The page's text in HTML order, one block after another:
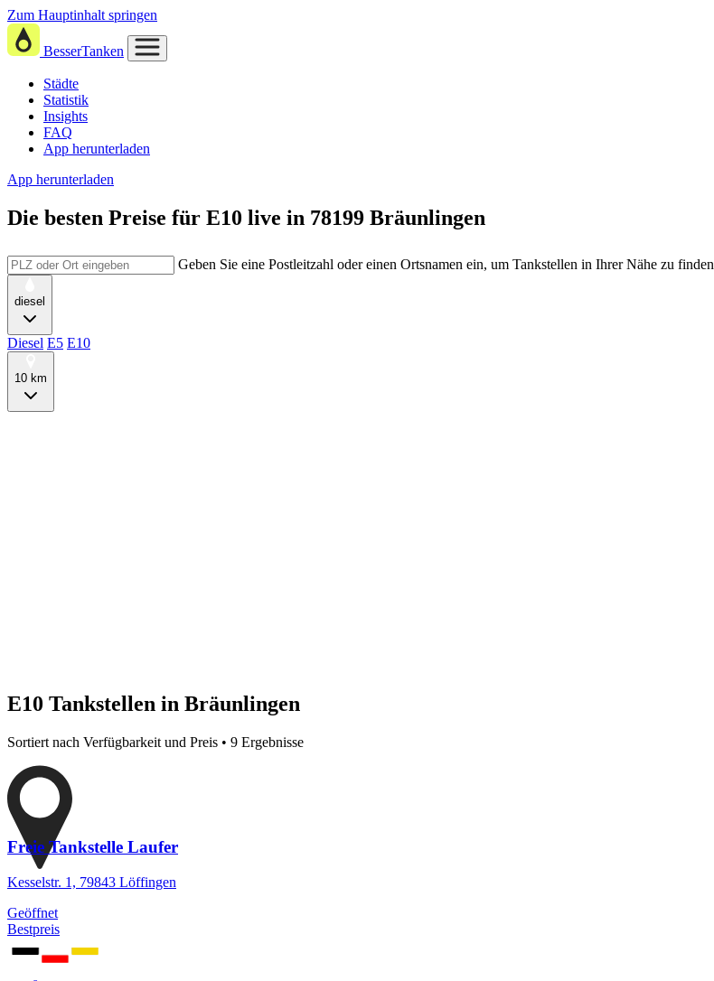
Zum Hauptinhalt springen
BesserTanken
Städte
Statistik
Insights
FAQ
App herunterladen
App herunterladen
Die besten Preise für E10 live in 78199 Bräunlingen
Geben Sie eine Postleitzahl oder einen Ortsnamen ein, um Tankstellen in Ihrer Nähe zu finden
diesel
Diesel E5 E10
10 km
E10 Tankstellen in Bräunlingen
Sortiert nach Verfügbarkeit und Preis • 9 Ergebnisse
Freie Tankstelle Laufer
Kesselstr. 1, 79843 Löffingen
Geöffnet
Bestpreis